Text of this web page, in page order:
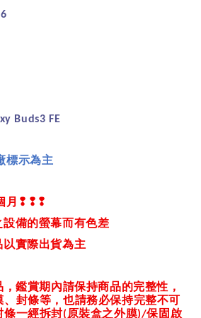
Buds3 FE
標示為主
月 ❢❢❢
備的螢幕而有色差
以實際出貨為主
，鑑賞期內請保持商品的完整性，
、封條等，也請務必保持完整不可
條一經拆封( 原裝盒之外膜)/保固啟